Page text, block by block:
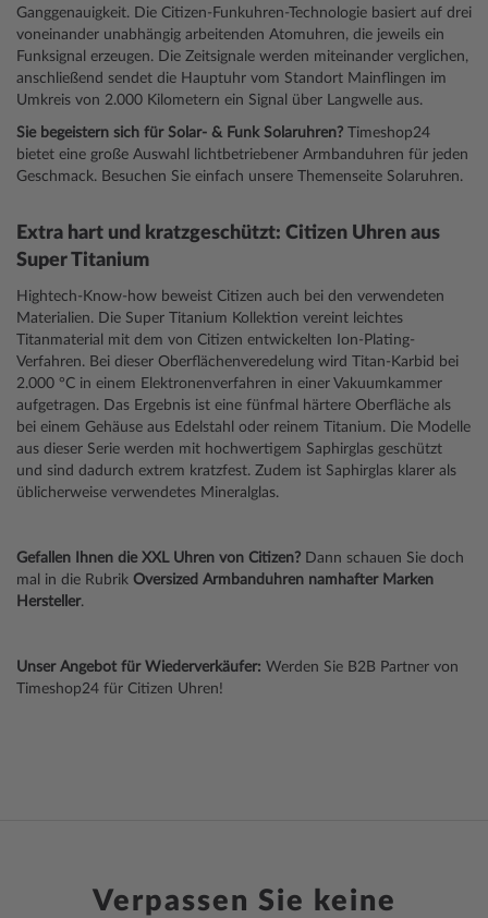
Ganggenauigkeit. Die Citizen-Funkuhren-Technologie basiert auf drei
voneinander unabhängig arbeitenden Atomuhren, die jeweils ein
Funksignal erzeugen. Die Zeitsignale werden miteinander verglichen,
anschließend sendet die Hauptuhr vom Standort Mainflingen im
Umkreis von 2.000 Kilometern ein Signal über Langwelle aus.
Sie begeistern sich für Solar- & Funk Solaruhren? Timeshop24
bietet eine große Auswahl lichtbetriebener Armbanduhren für jeden
Geschmack. Besuchen Sie einfach unsere Themenseite Solaruhren.
Extra hart und kratzgeschützt: Citizen Uhren aus
Super Titanium
Hightech-Know-how beweist Citizen auch bei den verwendeten
Materialien. Die Super Titanium Kollektion vereint leichtes
Titanmaterial mit dem von Citizen entwickelten Ion-Plating-
Verfahren. Bei dieser Oberflächenveredelung wird Titan-Karbid bei
2.000 °C in einem Elektronenverfahren in einer Vakuumkammer
aufgetragen. Das Ergebnis ist eine fünfmal härtere Oberfläche als
bei einem Gehäuse aus Edelstahl oder reinem Titanium. Die Modelle
aus dieser Serie werden mit hochwertigem Saphirglas geschützt
und sind dadurch extrem kratzfest. Zudem ist Saphirglas klarer als
üblicherweise verwendetes Mineralglas.
Gefallen Ihnen die XXL Uhren von Citizen? Dann schauen Sie doch
mal in die Rubrik Oversized Armbanduhren namhafter Marken
Hersteller.
Unser Angebot für Wiederverkäufer: Werden Sie B2B Partner von
Timeshop24 für Citizen Uhren!
Verpassen Sie keine